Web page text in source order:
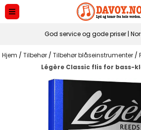
Hopp til innhold
God service og gode priser |
Hjem / Tilbehør / Tilbehør blåseinstrumenter /
Légère Classic flis for bass-